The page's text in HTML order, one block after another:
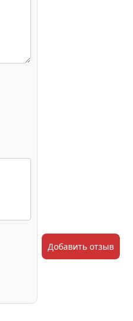
Добавить отзыв